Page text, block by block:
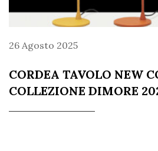
26 Agosto 2025
CORDEA TAVOLO NEW
COLLEZIONE DIMORE